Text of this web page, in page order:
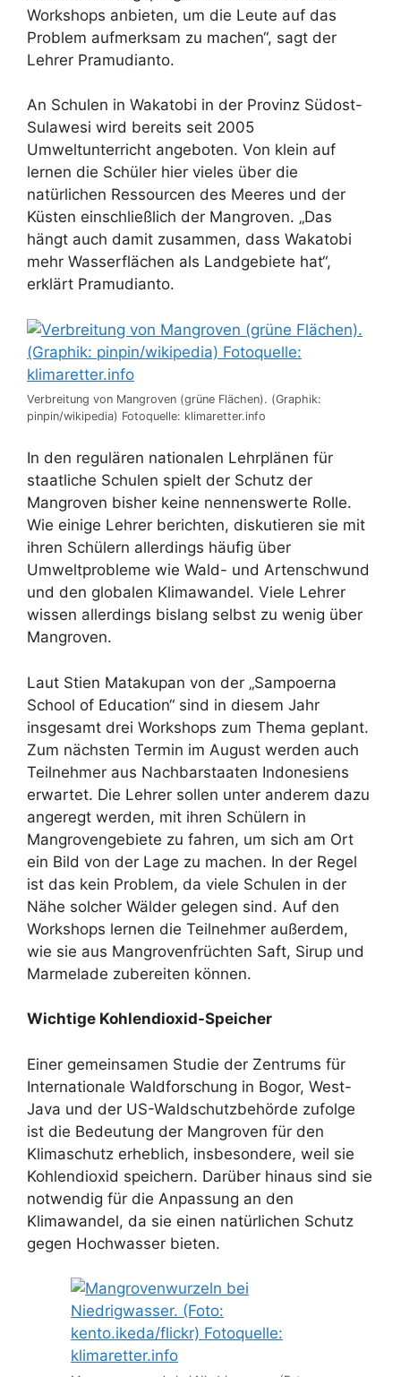
Workshops anbieten, um die Leute auf das
Problem aufmerksam zu machen“, sagt der
Lehrer Pramudianto.
An Schulen in Wakatobi in der Provinz Südost-
Sulawesi wird bereits seit 2005
Umweltunterricht angeboten. Von klein auf
lernen die Schüler hier vieles über die
natürlichen Ressourcen des Meeres und der
Küsten einschließlich der Mangroven. „Das
hängt auch damit zusammen, dass Wakatobi
mehr Wasserflächen als Landgebiete hat“,
erklärt Pramudianto.
Verbreitung von Mangroven (grüne Flächen). (Graphik:
pinpin/wikipedia) Fotoquelle: klimaretter.info
In den regulären nationalen Lehrplänen für
staatliche Schulen spielt der Schutz der
Mangroven bisher keine nennenswerte Rolle.
Wie einige Lehrer berichten, diskutieren sie mit
ihren Schülern allerdings häufig über
Umweltprobleme wie Wald- und Artenschwund
und den globalen Klimawandel. Viele Lehrer
wissen allerdings bislang selbst zu wenig über
Mangroven.
Laut Stien Matakupan von der „Sampoerna
School of Education“ sind in diesem Jahr
insgesamt drei Workshops zum Thema geplant.
Zum nächsten Termin im August werden auch
Teilnehmer aus Nachbarstaaten Indonesiens
erwartet. Die Lehrer sollen unter anderem dazu
angeregt werden, mit ihren Schülern in
Mangrovengebiete zu fahren, um sich am Ort
ein Bild von der Lage zu machen. In der Regel
ist das kein Problem, da viele Schulen in der
Nähe solcher Wälder gelegen sind. Auf den
Workshops lernen die Teilnehmer außerdem,
wie sie aus Mangrovenfrüchten Saft, Sirup und
Marmelade zubereiten können.
Wichtige Kohlendioxid-Speicher
Einer gemeinsamen Studie der Zentrums für
Internationale Waldforschung in Bogor, West-
Java und der US-Waldschutzbehörde zufolge
ist die Bedeutung der Mangroven für den
Klimaschutz erheblich, insbesondere, weil sie
Kohlendioxid speichern. Darüber hinaus sind sie
notwendig für die Anpassung an den
Klimawandel, da sie einen natürlichen Schutz
gegen Hochwasser bieten.